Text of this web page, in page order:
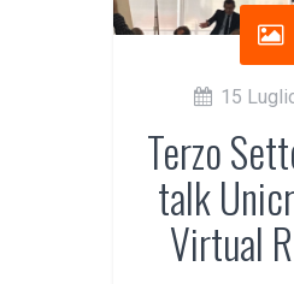
15
Terzo
talk
Virtual